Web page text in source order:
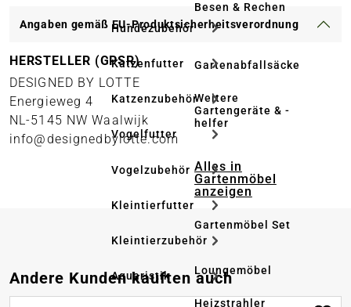
Hundezubehör
Katzenfutter
Katzenzubehör
Vogelfutter
Vogelzubehör
Kleintierfutter
Kleintierzubehör
Aquaristik
Besen & Rechen
Gartenabfallsäcke
Weitere
Gartengeräte & -
helfer
Alles in
Gartenmöbel
anzeigen
Gartenmöbel Set
Loungemöbel
Heizstrahler
Angaben gemäß EU-Produktsicherheitsverordnung
HERSTELLER (GPSR)
DESIGNED BY LOTTE
Energieweg 4
NL-5145 NW Waalwijk
info@designedbylotte.com
Produktgalerie überspringen
Andere Kunden kauften auch